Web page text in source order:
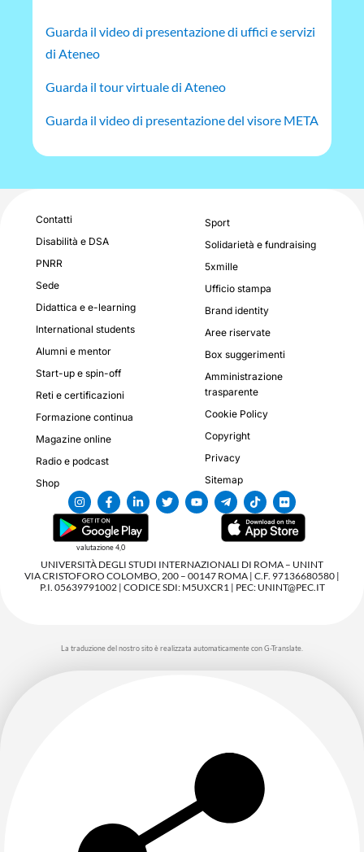
Guarda il video di presentazione di uffici e servizi
di Ateneo
Guarda il tour virtuale di Ateneo
Guarda il video di presentazione del visore META
Contatti
Disabilità e DSA
PNRR
Sede
Didattica e e-learning
International students
Alumni e mentor
Start-up e spin-off
Reti e certificazioni
Formazione continua
Magazine online
Radio e podcast
Shop
Sport
Solidarietà e fundraising
5xmille
Ufficio stampa
Brand identity
Aree riservate
Box suggerimenti
Amministrazione
trasparente
Cookie Policy
Copyright
Privacy
Sitemap
valutazione 4,0
UNIVERSITÀ DEGLI STUDI INTERNAZIONALI DI ROMA – UNINT
VIA CRISTOFORO COLOMBO, 200 – 00147 ROMA | C.F. 97136680580 |
P.I. 05639791002 | CODICE SDI: M5UXCR1 | PEC: UNINT@PEC.IT
La traduzione del nostro sito è realizzata automaticamente con G-Translate.